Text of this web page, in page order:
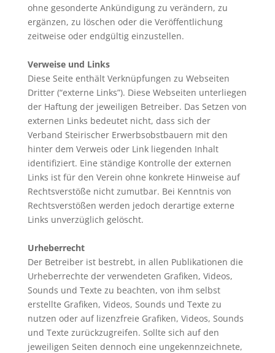
ohne gesonderte Ankündigung zu verändern, zu
ergänzen, zu löschen oder die Veröffentlichung
zeitweise oder endgültig einzustellen.
Verweise und Links
Diese Seite enthält Verknüpfungen zu Webseiten
Dritter (“externe Links”). Diese Webseiten unterliegen
der Haftung der jeweiligen Betreiber. Das Setzen von
externen Links bedeutet nicht, dass sich der
Verband Steirischer Erwerbsobstbauern mit den
hinter dem Verweis oder Link liegenden Inhalt
identifiziert. Eine ständige Kontrolle der externen
Links ist für den Verein ohne konkrete Hinweise auf
Rechtsverstöße nicht zumutbar. Bei Kenntnis von
Rechtsverstößen werden jedoch derartige externe
Links unverzüglich gelöscht.
Urheberrecht
Der Betreiber ist bestrebt, in allen Publikationen die
Urheberrechte der verwendeten Grafiken, Videos,
Sounds und Texte zu beachten, von ihm selbst
erstellte Grafiken, Videos, Sounds und Texte zu
nutzen oder auf lizenzfreie Grafiken, Videos, Sounds
und Texte zurückzugreifen. Sollte sich auf den
jeweiligen Seiten dennoch eine ungekennzeichnete,